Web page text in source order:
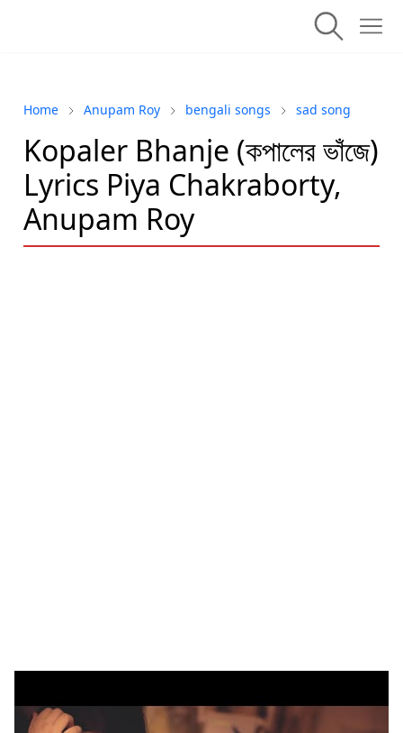
Home Anupam Roy bengali songs sad song
Kopaler Bhanje (কপালের ভাঁজে)
Lyrics Piya Chakraborty,
Anupam Roy